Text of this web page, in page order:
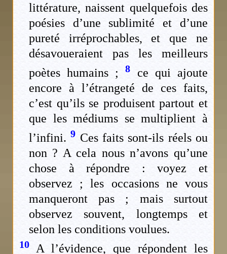
littérature, naissent quelquefois des
poésies d’une sublimité et d’une
pureté irréprochables, et que ne
désavoueraient pas les meilleurs
poètes humains ;8
ce qui ajoute
encore à l’étrangeté de ces faits,
c’est qu’ils se produisent partout et
que les médiums se multiplient à
l’infini.9 Ces faits sont-ils réels ou
non ? A cela nous n’avons qu’une
chose à répondre : voyez et
observez ; les occasions ne vous
manqueront pas ; mais surtout
observez souvent, longtemps et
selon les conditions voulues.
10 A l’évidence, que répondent les